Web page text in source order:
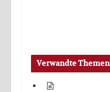
Verwandte Themen